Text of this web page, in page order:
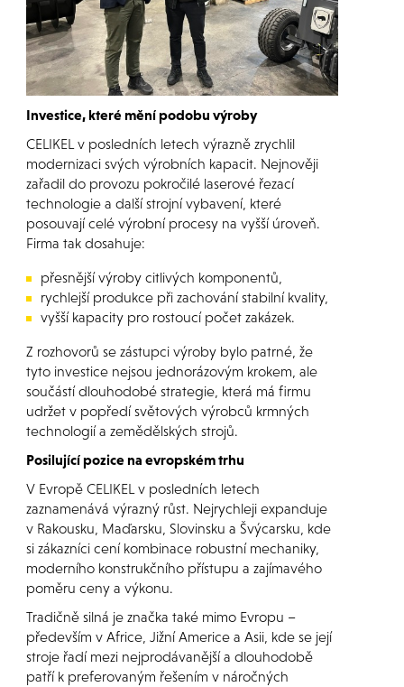
Investice, které mění podobu výroby
CELIKEL v posledních letech výrazně zrychlil
modernizaci svých výrobních kapacit. Nejnověji
zařadil do provozu pokročilé laserové řezací
technologie a další strojní vybavení, které
posouvají celé výrobní procesy na vyšší úroveň.
Firma tak dosahuje:
přesnější výroby citlivých komponentů,
rychlejší produkce při zachování stabilní kvality,
vyšší kapacity pro rostoucí počet zakázek.
Z rozhovorů se zástupci výroby bylo patrné, že
tyto investice nejsou jednorázovým krokem, ale
součástí dlouhodobé strategie, která má firmu
udržet v popředí světových výrobců krmných
technologií a zemědělských strojů.
Posilující pozice na evropském trhu
V Evropě CELIKEL v posledních letech
zaznamenává výrazný růst. Nejrychleji expanduje
v Rakousku, Maďarsku, Slovinsku a Švýcarsku, kde
si zákazníci cení kombinace robustní mechaniky,
moderního konstrukčního přístupu a zajímavého
poměru ceny a výkonu.
Tradičně silná je značka také mimo Evropu –
především v Africe, Jižní Americe a Asii, kde se její
stroje řadí mezi nejprodávanější a dlouhodobě
patří k preferovaným řešením v náročných